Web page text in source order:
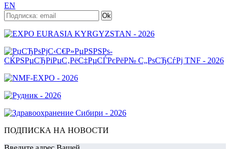
EN
ПОДПИСКА НА НОВОСТИ